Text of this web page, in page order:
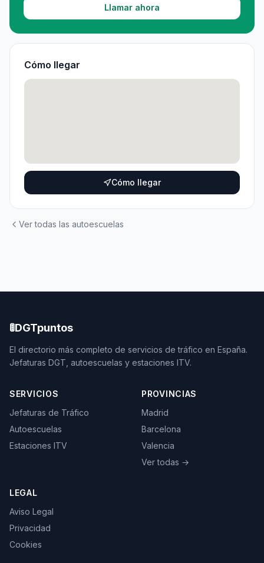
Llamar ahora
Cómo llegar
Cómo llegar
Ver todas las autoescuelas
🚦DGTpuntos
El directorio más completo de servicios de tráfico en España.
Jefaturas DGT, autoescuelas y estaciones ITV.
SERVICIOS
Jefaturas de Tráfico
Autoescuelas
Estaciones ITV
PROVINCIAS
Madrid
Barcelona
Valencia
Ver todas →
LEGAL
Aviso Legal
Privacidad
Cookies